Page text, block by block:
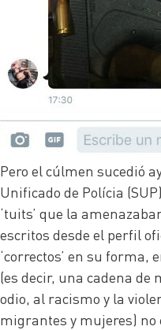
Pero el cúlmen sucedió
Unificado de Polícia
‘tuits’ que la
escritos desde el perfil
‘correctos’ en su forma,
(es decir, una cadena de
odio, al racismo y la
migrantes y mujeres)